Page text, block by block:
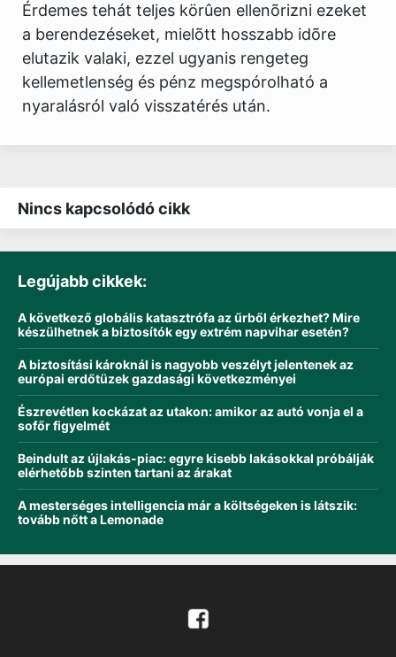
Érdemes tehát teljes körûen ellenõrizni ezeket
a berendezéseket, mielõtt hosszabb idõre
elutazik valaki, ezzel ugyanis rengeteg
kellemetlenség és pénz megspórolható a
nyaralásról való visszatérés után.
Nincs kapcsolódó cikk
Legújabb cikkek:
A következő globális katasztrófa az űrből érkezhet? Mire
készülhetnek a biztosítók egy extrém napvihar esetén?
A biztosítási károknál is nagyobb veszélyt jelentenek az
európai erdőtüzek gazdasági következményei
Észrevétlen kockázat az utakon: amikor az autó vonja el a
sofőr figyelmét
Beindult az újlakás-piac: egyre kisebb lakásokkal próbálják
elérhetőbb szinten tartani az árakat
A mesterséges intelligencia már a költségeken is látszik:
tovább nőtt a Lemonade